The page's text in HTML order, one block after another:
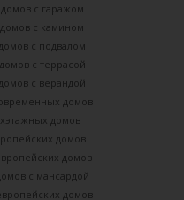
с гаражом
с камином
с подвалом
с террасой
с верандой
домов
домов
домов
домов
с мансардой
домов